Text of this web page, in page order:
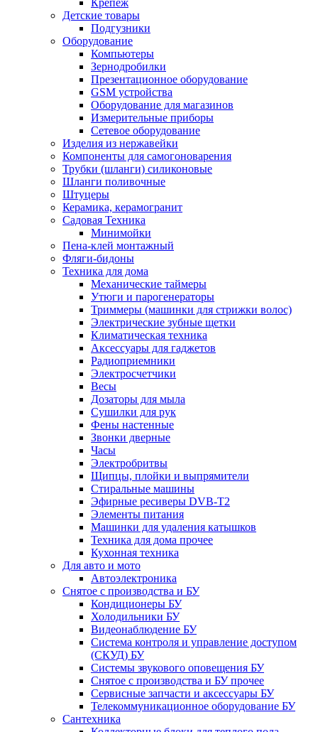
Крепеж
Детские товары
Подгузники
Оборудование
Компьютеры
Зернодробилки
Презентационное оборудование
GSM устройства
Оборудование для магазинов
Измерительные приборы
Сетевое оборудование
Изделия из нержавейки
Компоненты для самогоноварения
Трубки (шланги) силиконовые
Шланги поливочные
Штуцеры
Керамика, керамогранит
Садовая Техника
Минимойки
Пена-клей монтажный
Фляги-бидоны
Техника для дома
Механические таймеры
Утюги и парогенераторы
Триммеры (машинки для стрижки волос)
Электрические зубные щетки
Климатическая техника
Аксессуары для гаджетов
Радиоприемники
Электросчетчики
Весы
Дозаторы для мыла
Сушилки для рук
Фены настенные
Звонки дверные
Часы
Электробритвы
Щипцы, плойки и выпрямители
Стиральные машины
Эфирные ресиверы DVB-T2
Элементы питания
Машинки для удаления катышков
Техника для дома прочее
Кухонная техника
Для авто и мото
Автоэлектроника
Снятое с производства и БУ
Кондиционеры БУ
Холодильники БУ
Видеонаблюдение БУ
Система контроля и управление доступом
(СКУД) БУ
Системы звукового оповещения БУ
Снятое с производства и БУ прочее
Сервисные запчасти и аксессуары БУ
Телекоммуникационное оборудование БУ
Сантехника